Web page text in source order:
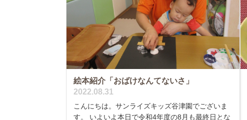
絵本紹介「おばけなんてないさ」
2022.08.31
こんにちは。サンライズキッズ谷津園でございま
す。 いよいよ本日で令和4年度の8月も最終日とな